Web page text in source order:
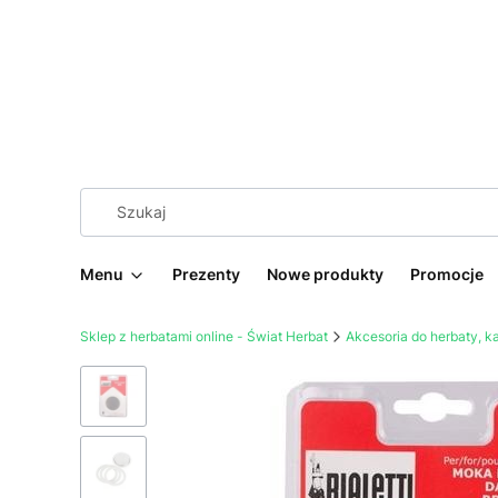
Menu Prezenty Nowe produkty Promocje
Sklep z herbatami online - Świat Herbat Akcesoria do herbaty,